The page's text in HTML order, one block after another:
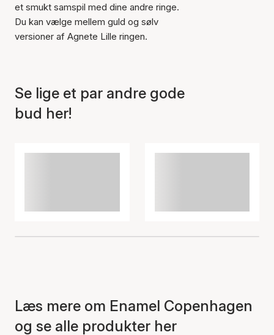
et smukt samspil med dine andre ringe.
Du kan vælge mellem guld og sølv
versioner af Agnete Lille ringen.
Se lige et par andre gode
bud her!
Læs mere om Enamel Copenhagen
og se alle produkter her